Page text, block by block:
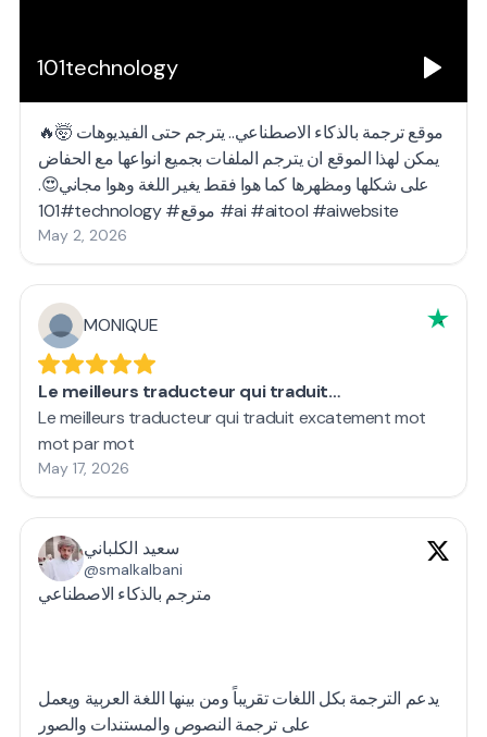
101technology
موقع ترجمة بالذكاء الاصطناعي.. يترجم حتى الفيديوهات 🤯🔥
يمكن لهذا الموقع ان يترجم الملفات بجميع انواعها مع الحفاض
على شكلها ومظهرها كما هوا فقط يغير اللغة وهوا مجاني😍.
#101technology #موقع #ai #aitool #aiwebsite
May 2, 2026
MONIQUE
Le meilleurs traducteur qui traduit…
Le meilleurs traducteur qui traduit excatement mot
mot par mot
May 17, 2026
سعيد الكلباني
@smalkalbani
مترجم بالذكاء الاصطناعي
يدعم الترجمة بكل اللغات تقريباً ومن بينها اللغة العربية ويعمل
على ترجمة النصوص والمستندات والصور